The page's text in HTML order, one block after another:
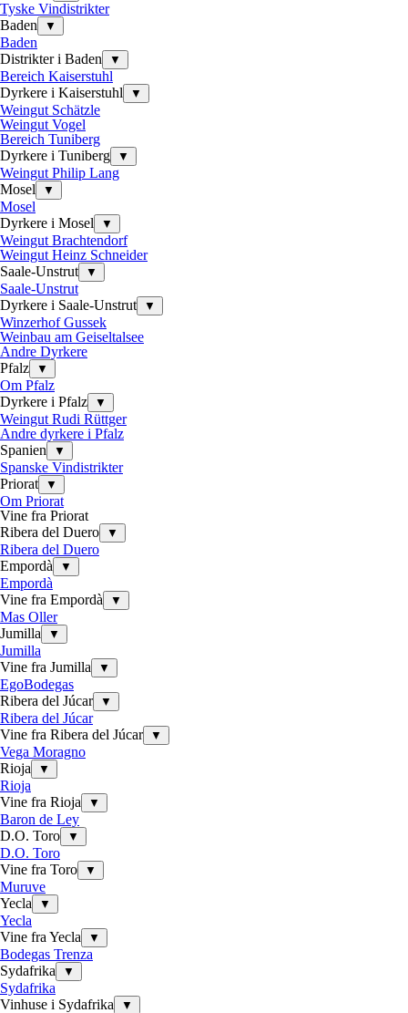
Tyske Vindistrikter
Baden
▼
Baden
Distrikter i Baden
▼
Bereich Kaiserstuhl
Dyrkere i Kaiserstuhl
▼
Weingut Schätzle
Weingut Vogel
Bereich Tuniberg
Dyrkere i Tuniberg
▼
Weingut Philip Lang
Mosel
▼
Mosel
Dyrkere i Mosel
▼
Weingut Brachtendorf
Weingut Heinz Schneider
Saale-Unstrut
▼
Saale-Unstrut
Dyrkere i Saale-Unstrut
▼
Winzerhof Gussek
Weinbau am Geiseltalsee
Andre Dyrkere
Pfalz
▼
Om Pfalz
Dyrkere i Pfalz
▼
Weingut Rudi Rüttger
Andre dyrkere i Pfalz
Spanien
▼
Spanske Vindistrikter
Priorat
▼
Om Priorat
Vine fra Priorat
Ribera del Duero
▼
Ribera del Duero
Empordà
▼
Empordà
Vine fra Empordà
▼
Mas Oller
Jumilla
▼
Jumilla
Vine fra Jumilla
▼
EgoBodegas
Ribera del Júcar
▼
Ribera del Júcar
Vine fra Ribera del Júcar
▼
Vega Moragno
Rioja
▼
Rioja
Vine fra Rioja
▼
Baron de Ley
D.O. Toro
▼
D.O. Toro
Vine fra Toro
▼
Muruve
Yecla
▼
Yecla
Vine fra Yecla
▼
Bodegas Trenza
Sydafrika
▼
Sydafrika
Vinhuse i Sydafrika
▼